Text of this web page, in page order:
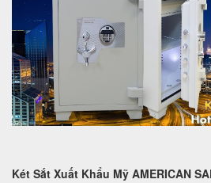
Két Sắt Xuất Khẩu Mỹ AMERICAN